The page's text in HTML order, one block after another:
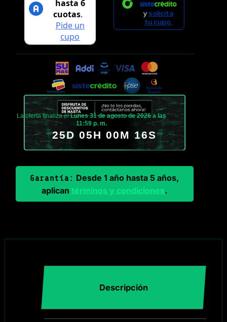
y solicita
tu cupo.
La oferta finaliza elLunes 31 de agosto de 2026 a las
11:59 p. m.
25D 05H 00M 15S
Garantía: Desde 1 año hasta 5 años,
aplicantérminos y condiciones.
Descripción